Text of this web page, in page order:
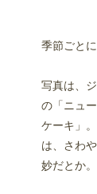
季節ごと
写真は、
の「ニュ
ケーキ」
は、さわ
妙だとか。